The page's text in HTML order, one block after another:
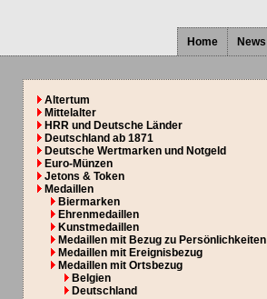
Home News
Altertum
Mittelalter
HRR und Deutsche Länder
Deutschland ab 1871
Deutsche Wertmarken und Notgeld
Euro-Münzen
Jetons & Token
Medaillen
Biermarken
Ehrenmedaillen
Kunstmedaillen
Medaillen mit Bezug zu Persönlichkeiten
Medaillen mit Ereignisbezug
Medaillen mit Ortsbezug
Belgien
Deutschland